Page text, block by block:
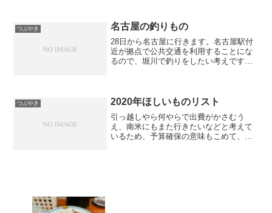
際にその場所を見て回るっていう経験を
したうえで調査すると、情...
つぶやき 名古屋の釣りもの
28日から名古屋に行きます。名古屋駅付
近が拠点で公共交通を利用することにな
るので、堀川で釣りをしたい考えです。
ら、夜釣るとなるとシーバス...
つぶやき 2020年ほしいものリスト
引っ越しやら何やらで出費がかさむう
え、南米にもまた行きたいなどと考えて
いるため、予算確保の意味もこめて、備